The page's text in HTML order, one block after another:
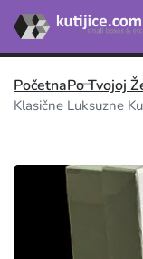
PočetnaPo Tvojoj
Klasične Luksuzne